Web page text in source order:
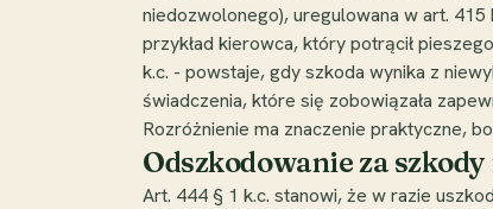
niedozwolonego), uregulowana w art.
przykład kierowca, który potrącił
k.c. - powstaje, gdy szkoda wynika z
świadczenia, które się zobowiązała
Rozróżnienie ma znaczenie praktyczne,
Odszkodowanie za
Art. 444 § 1 k.c. stanowi, że w razie